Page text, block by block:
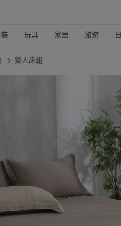
玩具 家居 旅遊
雙人床組